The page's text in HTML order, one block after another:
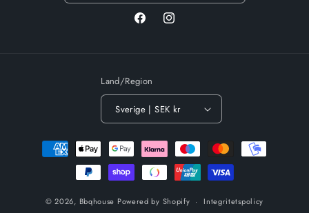
FacebookInstagram
Land/Region
Sverige | SEK kr
Betalningsmetoder
© 2026, Bbqhouse Powered by Shopify Integritetspolicy